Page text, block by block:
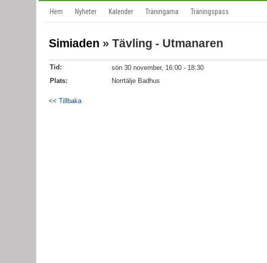
Hem Nyheter Kalender Träningarna Träningspass
Simiaden » Tävling - Utmanaren
Tid:
sön 30 november, 16:00 - 18:30
Plats:
Norrtälje Badhus
<< Tillbaka